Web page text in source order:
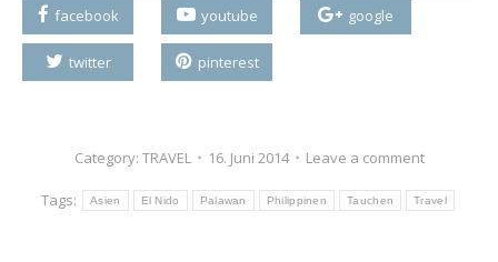
facebook youtube google
twitter pinterest
Category: TRAVEL 16. Juni 2014 Leave a comment
Tags: Asien El Nido Palawan Philippinen Tauchen Travel